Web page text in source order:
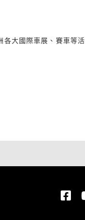
各大國際車展、賽車等活